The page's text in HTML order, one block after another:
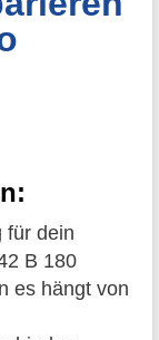
für dein
B 180
es hängt von